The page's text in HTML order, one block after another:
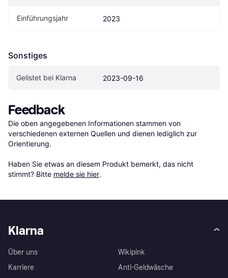
Einführungsjahr 2023
Sonstiges
Gelistet bei Klarna 2023-09-16
Feedback
Die oben angegebenen Informationen stammen von
verschiedenen externen Quellen und dienen lediglich zur
Orientierung.
Haben Sie etwas an diesem Produkt bemerkt, das nicht
stimmt? Bitte melde sie hier.
Klarna
Über uns
Karriere
Wikipink
Anti-Geldwäsche